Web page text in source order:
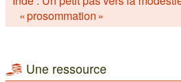
« prosommation »
Une ressource